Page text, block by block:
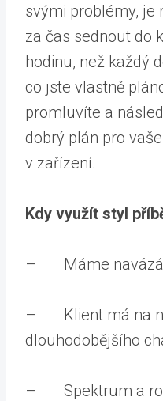
svými problémy, je
za čas sednout do
hodinu, než každý
co jste vlastně
promluvíte a
dobrý plán pro
v zařízení.
Kdy využít styl
– Máme
– Klient má na
dlouhodobějšího
– Spektrum a